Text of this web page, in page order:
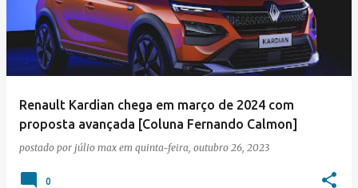
Renault Kardian chega em março de 2024 com
proposta avançada [Coluna Fernando Calmon]
postado por júlio max em quinta-feira, outubro 26, 2023
0